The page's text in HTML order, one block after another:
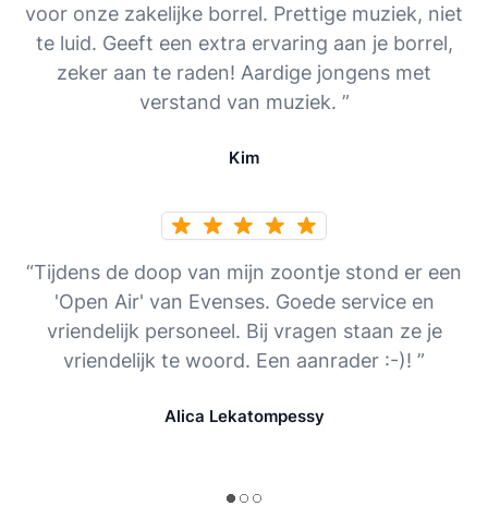
voor onze zakelijke borrel. Prettige muziek, niet
te luid. Geeft een extra ervaring aan je borrel,
zeker aan te raden! Aardige jongens met
verstand van muziek. ”
Kim
“Tijdens de doop van mijn zoontje stond er een
'Open Air' van Evenses. Goede service en
vriendelijk personeel. Bij vragen staan ze je
vriendelijk te woord. Een aanrader :-)! ”
Alica Lekatompessy